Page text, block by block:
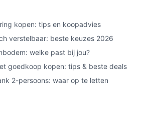
kopen: tips en koopadvies
verstelbaar: beste keuzes 2026
welke past bij jou?
goedkoop kopen: tips & beste deals
2-persoons: waar op te letten